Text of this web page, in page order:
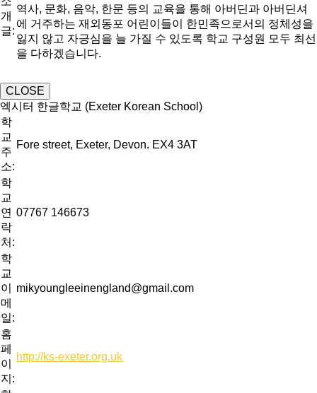
개
글:
역사, 문화, 음악, 한문 등의 교육을 통해 아버딘과 아버딘셔
에 거주하는 재외동포 어린이들이 한민족으로서의 정체성을
잃지 않고 자긍심을 늘 가질 수 있도록 학교 구성원 모두 최선
을 다하겠습니다.
CLOSE
엑시터 한글학교 (Exeter Korean School)
학
교
주
소:
Fore street, Exeter, Devon. EX4 3AT
학
교
연
락
처:
07767 146673
학
교
이
메
일:
mikyoungleeinengland@gmail.com
홈
페
이
지:
http://ks-exeter.org.uk